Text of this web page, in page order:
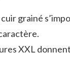
cuir grainé
XXL